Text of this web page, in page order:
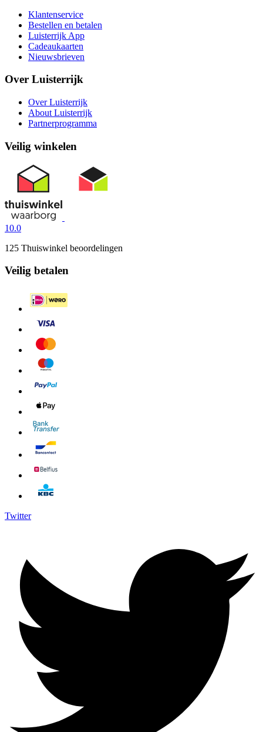
Klantenservice
Bestellen en betalen
Luisterrijk App
Cadeaukaarten
Nieuwsbrieven
Over Luisterrijk
Over Luisterrijk
About Luisterrijk
Partnerprogramma
Veilig winkelen
10.0
125 Thuiswinkel beoordelingen
Veilig betalen
Twitter